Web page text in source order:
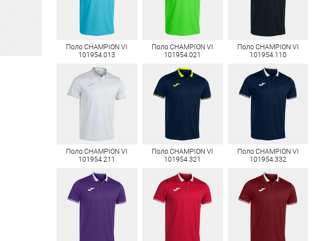
Поло CHAMPION VI
101954.013
Поло CHAMPION VI
101954.021
Поло CHAMPION VI
101954.110
Поло CHAMPION VI
101954.211
Поло CHAMPION VI
101954.321
Поло CHAMPION VI
101954.332